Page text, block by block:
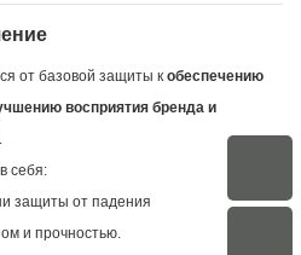
от базовой защиты к обеспечению
восприятия бренда и
.
себя:
защиты от падения
и прочностью.